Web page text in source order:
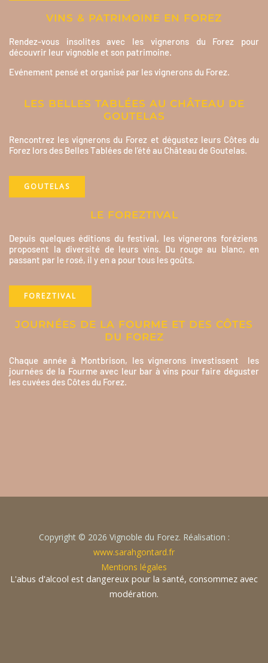
VINS & PATRIMOINE EN FOREZ
Rendez-vous insolites avec les vignerons du Forez pour
découvrir leur vignoble et son patrimoine.
Evénement pensé et organisé par les vignerons du Forez.
LES BELLES TABLÉES AU CHÂTEAU DE
GOUTELAS
Rencontrez les vignerons du Forez et dégustez leurs Côtes du
Forez lors des Belles Tablées de l’été au Château de Goutelas.
GOUTELAS
LE FOREZTIVAL
Depuis quelques éditions du festival, les vignerons foréziens
proposent la diversité de leurs vins. Du rouge au blanc, en
passant par le rosé, il y en a pour tous les goûts.
FOREZTIVAL
JOURNÉES DE LA FOURME ET DES CÔTES
DU FOREZ
Chaque année à Montbrison, les vignerons investissent les
journées de la Fourme avec leur bar à vins pour faire déguster
les cuvées des Côtes du Forez.
Copyright © 2026 Vignoble du Forez. Réalisation :
www.sarahgontard.fr
Mentions légales
L'abus d'alcool est dangereux pour la santé, consommez avec
modération.